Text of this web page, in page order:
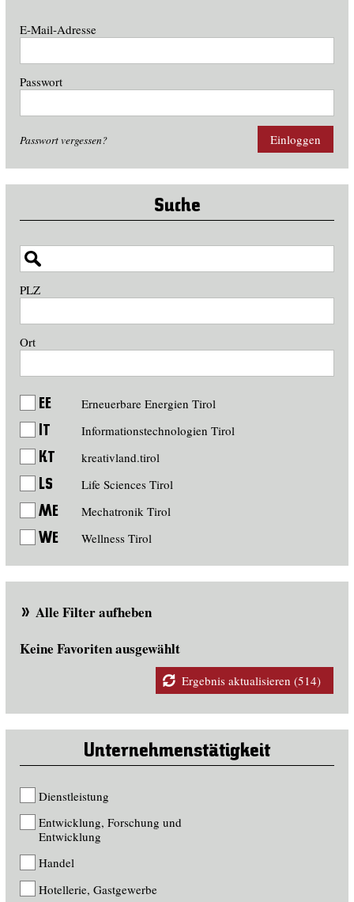
E-Mail-Adresse
Passwort
Passwort vergessen? Einloggen
Suche
PLZ
Ort
EE
Erneuerbare Energien Tirol
IT
Informationstechnologien Tirol
KT
kreativland.tirol
LS
Life Sciences Tirol
ME
Mechatronik Tirol
WE
Wellness Tirol
Alle Filter aufheben
Keine Favoriten ausgewählt
Ergebnis aktualisieren (514)
Unternehmenstätigkeit
Dienstleistung
Entwicklung, Forschung und
Entwicklung
Handel
Hotellerie, Gastgewerbe